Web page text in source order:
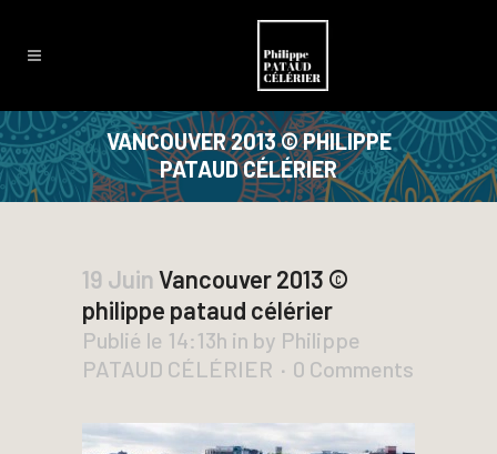
VANCOUVER 2013 © PHILIPPE
PATAUD CÉLÉRIER
19 JuinVancouver 2013 ©
philippe pataud célérier
Publié le 14:13h in by Philippe
PATAUD CÉLÉRIER
0 Comments